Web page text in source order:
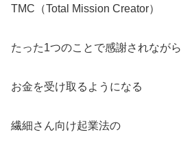
TMC（Total Mission Creator）
たった1つのことで感謝されながら
お金を受け取るようになる
繊細さん向け起業法の